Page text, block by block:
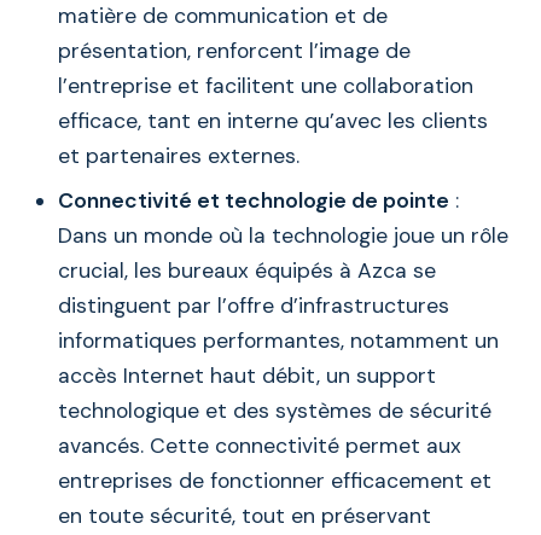
matière de communication et de
présentation, renforcent l’image de
l’entreprise et facilitent une collaboration
efficace, tant en interne qu’avec les clients
et partenaires externes.
Connectivité et technologie de pointe :
Dans un monde où la technologie joue un rôle
crucial, les bureaux équipés à Azca se
distinguent par l’offre d’infrastructures
informatiques performantes, notamment un
accès Internet haut débit, un support
technologique et des systèmes de sécurité
avancés. Cette connectivité permet aux
entreprises de fonctionner efficacement et
en toute sécurité, tout en préservant